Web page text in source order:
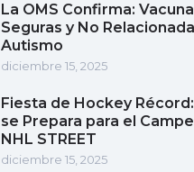
La OMS Confirma:
Seguras y No
Autismo
diciembre 15, 2025
Fiesta de Hockey
se Prepara para el
NHL STREET
diciembre 15, 2025